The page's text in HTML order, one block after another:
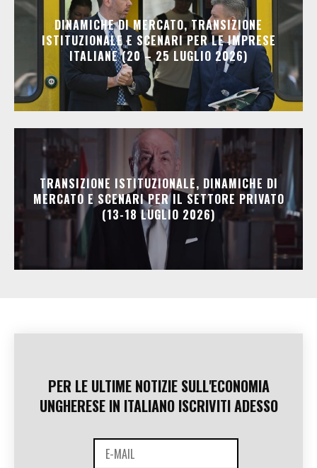
DINAMICHE DI MERCATO, TRANSIZIONE
ISTITUZIONALE E SCENARI PER LE IMPRESE
ITALIANE (20 – 25 LUGLIO 2026)
TRANSIZIONE ISTITUZIONALE, DINAMICHE DI
MERCATO E SCENARI PER IL SETTORE PRIVATO
(13-18 LUGLIO 2026)
PER LE ULTIME NOTIZIE SULL'ECONOMIA
UNGHERESE IN ITALIANO ISCRIVITI ADESSO